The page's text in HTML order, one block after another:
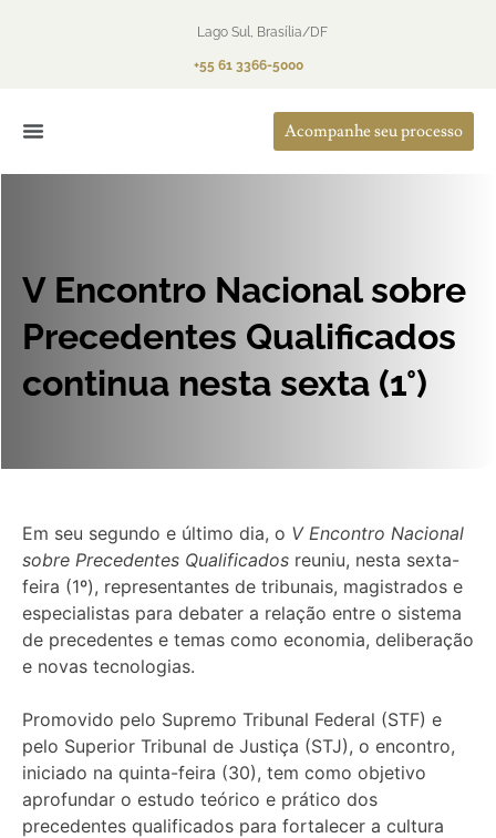
Lago Sul, Brasília/DF
+55 61 3366-5000
Acompanhe seu processo
V Encontro Nacional sobre
Precedentes Qualificados
continua nesta sexta (1°)
Em seu segundo e último dia, o V Encontro Nacional
sobre Precedentes Qualificados reuniu, nesta sexta-
feira (1º), representantes de tribunais, magistrados e
especialistas para debater a relação entre o sistema
de precedentes e temas como economia, deliberação
e novas tecnologias.
Promovido pelo Supremo Tribunal Federal (STF) e
pelo Superior Tribunal de Justiça (STJ), o encontro,
iniciado na quinta-feira (30), tem como objetivo
aprofundar o estudo teórico e prático dos
precedentes qualificados para fortalecer a cultura